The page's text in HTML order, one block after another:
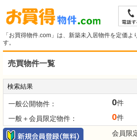
「お買得物件.com」は、新築未入居物件を定価
す。
売買物件一覧
検索結果
一般公開物件： 0件
一般＋会員限定物件：
0件
会員限